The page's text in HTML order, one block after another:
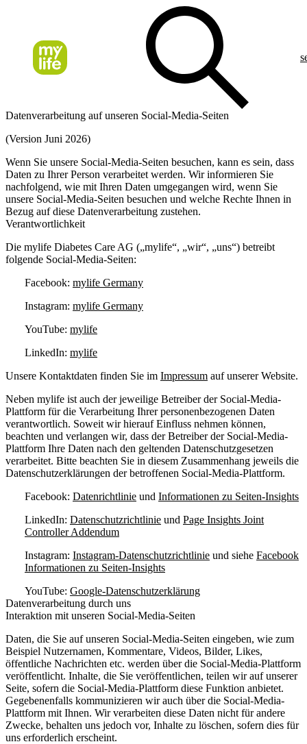
Datenverarbeitung auf unseren Social-Media-Seiten
(Version Juni 2026)
Wenn Sie unsere Social-Media-Seiten besuchen, kann es sein, dass
Daten zu Ihrer Person verarbeitet werden. Wir informieren Sie
nachfolgend, wie mit Ihren Daten umgegangen wird, wenn Sie
unsere Social-Media-Seiten besuchen und welche Rechte Ihnen in
Bezug auf diese Datenverarbeitung zustehen.
Verantwortlichkeit
Die mylife Diabetes Care AG („mylife“, „wir“, „uns“) betreibt
folgende Social-Media-Seiten:
Facebook: mylife Germany
Instagram: mylife Germany
YouTube: mylife
LinkedIn: mylife
Unsere Kontaktdaten finden Sie im Impressum auf unserer Website.
Neben mylife ist auch der jeweilige Betreiber der Social-Media-
Plattform für die Verarbeitung Ihrer personenbezogenen Daten
verantwortlich. Soweit wir hierauf Einfluss nehmen können,
beachten und verlangen wir, dass der Betreiber der Social-Media-
Plattform Ihre Daten nach den geltenden Datenschutzgesetzen
verarbeitet. Bitte beachten Sie in diesem Zusammenhang jeweils die
Datenschutzerklärungen der betroffenen Social-Media-Plattform.
Facebook: Datenrichtlinie und Informationen zu Seiten-Insights
LinkedIn: Datenschutzrichtlinie und Page Insights Joint
Controller Addendum
Instagram: Instagram-Datenschutzrichtlinie und siehe Facebook
Informationen zu Seiten-Insights
YouTube: Google-Datenschutzerklärung
Datenverarbeitung durch uns
Interaktion mit unseren Social-Media-Seiten
Daten, die Sie auf unseren Social-Media-Seiten eingeben, wie zum
Beispiel Nutzernamen, Kommentare, Videos, Bilder, Likes,
öffentliche Nachrichten etc. werden über die Social-Media-Plattform
veröffentlicht. Inhalte, die Sie veröffentlichen, teilen wir auf unserer
Seite, sofern die Social-Media-Plattform diese Funktion anbietet.
Gegebenenfalls kommunizieren wir auch über die Social-Media-
Plattform mit Ihnen. Wir verarbeiten diese Daten nicht für andere
Zwecke, behalten uns jedoch vor, Inhalte zu löschen, sofern dies für
uns erforderlich erscheint.